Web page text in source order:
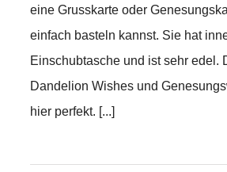
eine Grusskarte oder
einfach basteln kannst. Sie hat
Einschubtasche und ist sehr edel.
Dandelion Wishes und
hier perfekt. [...]